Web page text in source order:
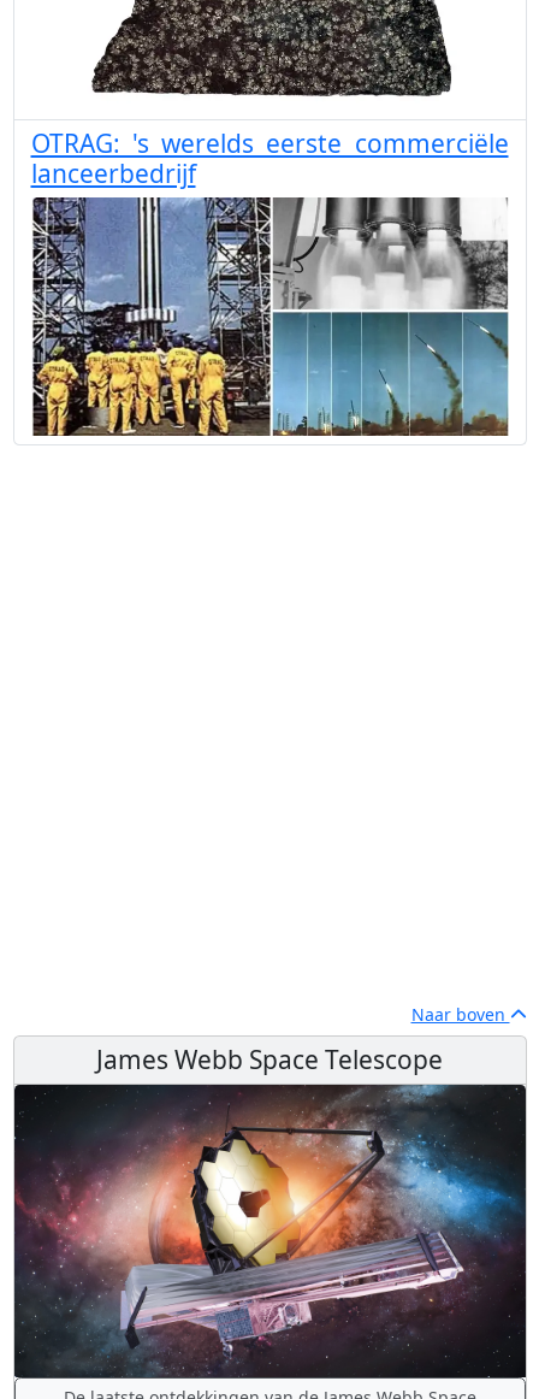
OTRAG: 's werelds eerste commerciële
lanceerbedrijf
Naar boven
James Webb Space Telescope